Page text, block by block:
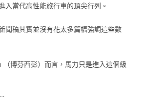
入當代高性能旅行車的頂尖行列。
聞稿其實並沒有花太多篇幅強調這些數
博芬西彭）而言，馬力只是進入這個級